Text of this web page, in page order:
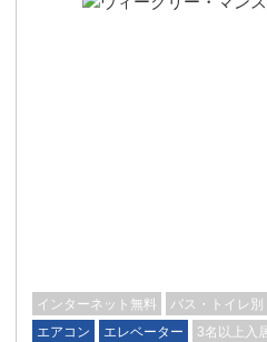
インターネット無料 バス・トイレ別
エアコン
エレベーター 3名以上入